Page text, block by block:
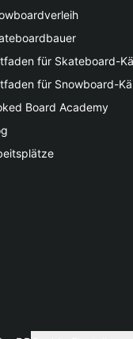
für Skateboard-
für Snowboard-
Board Academy